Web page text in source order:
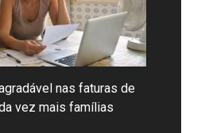
nas faturas de
vez mais famílias